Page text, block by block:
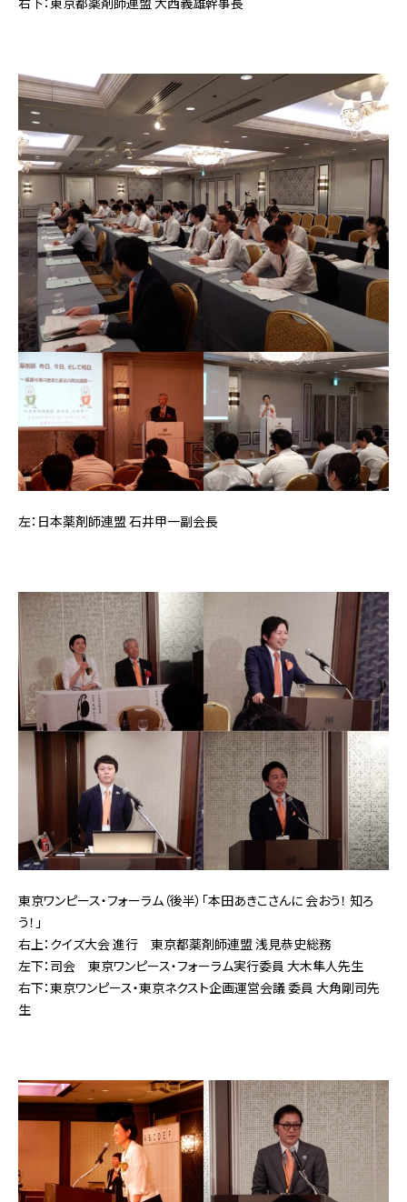
左：日本薬剤師連盟 石井甲一副会長
東京ワンピース・フォーラム（後半）「本田あきこさんに会おう！ 知ろ
う！」
右上：クイズ大会 進行 東京都薬剤師連盟 浅見恭史総務
左下：司会 東京ワンピース・フォーラム実行委員 大木隼人先生
右下：東京ワンピース・東京ネクスト企画運営会議 委員 大角剛司先
生